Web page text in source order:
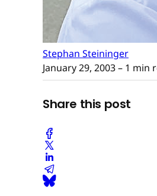
Stephan Steininger
January 29, 2003– 1 min
Share this post